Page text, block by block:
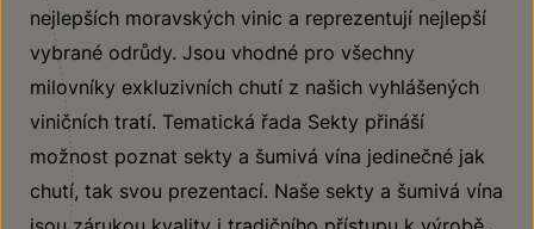
nejlepších moravských vinic a reprezentují nejlepší
vybrané odrůdy. Jsou vhodné pro všechny
milovníky exkluzivních chutí z našich vyhlášených
viničních tratí. Tematická řada Sekty přináší
možnost poznat sekty a šumivá vína jedinečné jak
chutí, tak svou prezentací. Naše sekty a šumivá vína